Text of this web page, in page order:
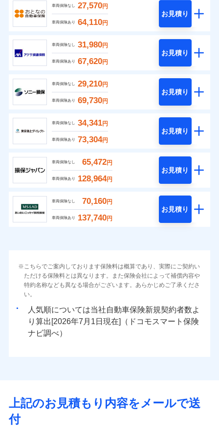
車両保険なし 27,570円
車両保険あり 64,110円
お見積り
車両保険なし 31,980円
車両保険あり 67,620円
お見積り
車両保険なし 29,210円
車両保険あり 69,730円
お見積り
車両保険なし 34,341円
車両保険あり 73,304円
お見積り
車両保険なし 65,472円
車両保険あり 128,964円
お見積り
車両保険なし 70,160円
車両保険あり 137,740円
お見積り
こちらでご案内しております保険料は概算であり、実際にご契約い
ただける保険料とは異なります。また保険会社によって補償内容や
特約名称なども異なる場合がございます。あらかじめご了承くださ
い。
人気順については当社
新規契約者数よ
り算出[
年 月
日現在]（ドコモスマート保険
ナビ調べ）
上記のお見積もり内容をメールで送
付